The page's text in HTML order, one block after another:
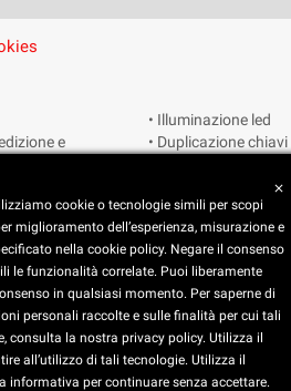
e
• Illuminazione led
• Duplicazione chiavi
telecomandi
• Smart home
• Video sorveglianza
| Negozio di elettronica Torino
C.E.A.R.T. Elettronica
4.5starstarstarstar star_half
Basato su914recensioni
close
cookie o tecnologie simili per scopi
miglioramento dell’esperienza, misurazione e
nella cookie policy. Negare il consenso
le funzionalità correlate. Puoi liberamente
in qualsiasi momento. Per saperne di
personali raccolte e sulle finalità per cui tali
consulta la nostra privacy policy. Utilizza il
all’utilizzo di tali tecnologie. Utilizza il
informativa per continuare senza accettare.